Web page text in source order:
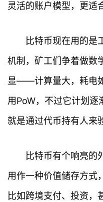
灵活的账户模型，更适
比特币现在用的是
机制，矿工们争着做数
显——计算量大，耗电
用PoW，不过它计划逐
就是通过代币持有人来
比特币有个响亮的
用作一种价值储存方式
比如跨境支付、投资，